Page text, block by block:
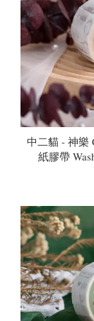
中二貓 - 神樂
紙膠帶